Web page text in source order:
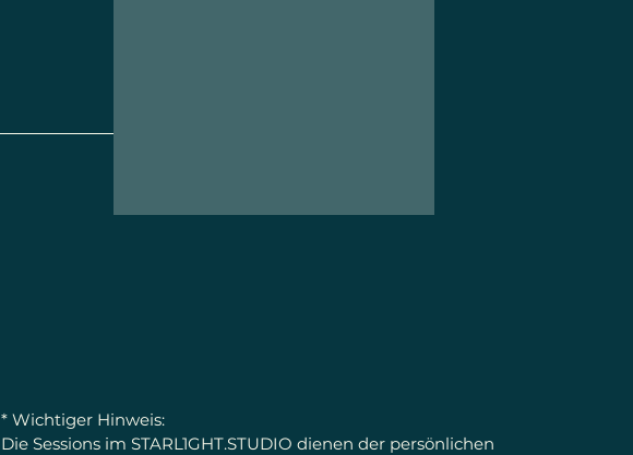
* Wichtiger Hinweis:
Die Sessions im STARL1GHT.STUDIO dienen der persönlichen